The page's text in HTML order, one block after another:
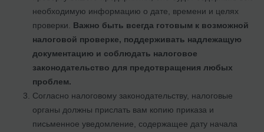
необходимую информацию о дате, времени и целях
проверки. Важно быть всегда готовым к возможной
налоговой проверке, поддерживать надлежащую
документацию и соблюдать налоговое
законодательство для предотвращения любых
проблем.
Согласно налоговому законодательству, налоговые
органы должны прислать вам копию приказа и
письменное уведомление, содержащее дату начала